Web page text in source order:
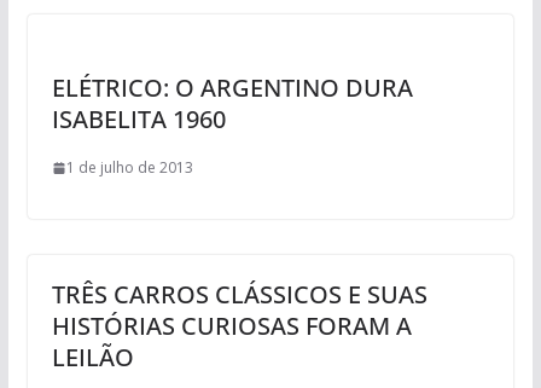
ELÉTRICO: O ARGENTINO DURA
ISABELITA 1960
1 de julho de 2013
TRÊS CARROS CLÁSSICOS E SUAS
HISTÓRIAS CURIOSAS FORAM A
LEILÃO